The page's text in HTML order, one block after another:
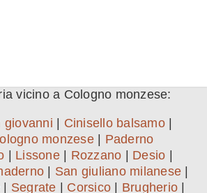
vicino a Cologno monzese:
giovanni Cinisello balsamo|
monzese| Paderno
Lissone| Rozzano Desio
San giuliano milanese
Segrate Corsico Brugherio